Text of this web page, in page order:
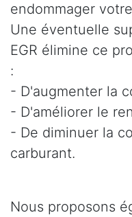
endommager
Une éventuelle
EGR élimine ce
:
- D'augmenter la
- D'améliorer le
- De diminuer la
carburant.
Nous proposons